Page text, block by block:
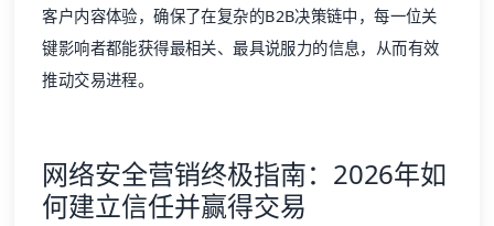
客户内容体验，确保了在复杂的B2B决策链中，每一位关
键影响者都能获得最相关、最具说服力的信息，从而有效
推动交易进程。
网络安全营销终极指南：2026年如
何建立信任并赢得交易